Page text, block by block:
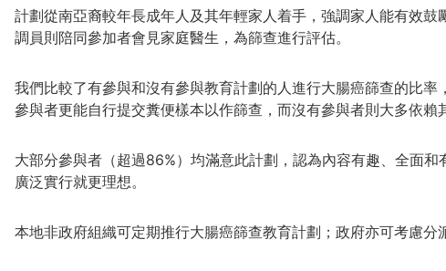
計劃從南亞裔較年長成年人及其年輕家人着手，強調家人能有效
調員則陪同參加者會見家庭醫生，為篩查進行評估。
我們比較了有參與和沒有參與教育計劃的人進行大腸癌篩查的比
參與者更能自行提交糞便樣本以作篩查，而沒有參與者則大多依賴
大部分參與者（超過86%）均滿意此計劃，認為內容有趣、全面
廣泛實行就更理想。
本地非政府組織可定期推行大腸癌篩查教育計劃；政府亦可考慮